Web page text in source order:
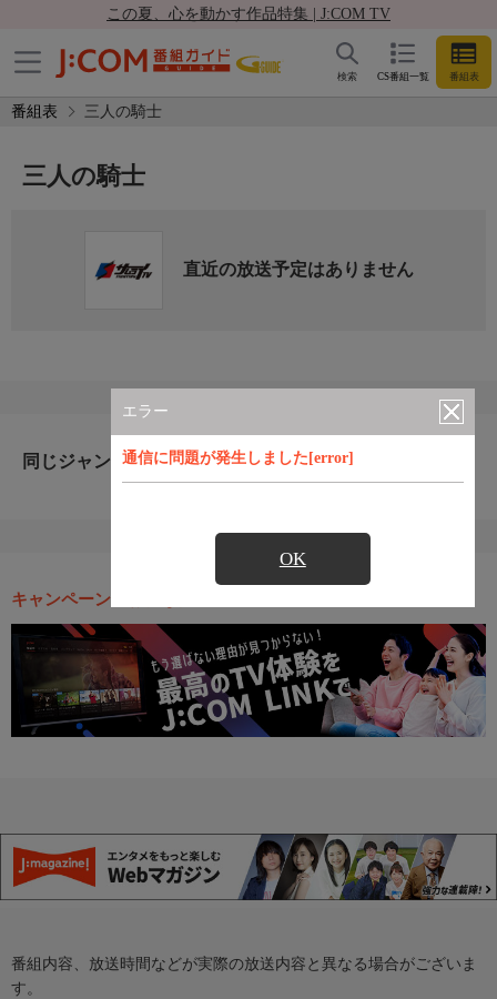
この夏、心を動かす作品特集 | J:COM TV
CS番組一覧 番組表
検索
番組表 三人の騎士
エラー
通信に問題が発生しました[error]
OK
三人の騎士
直近の放送予定はありません
同じジャンルのおすすめ番組
キャンペーン・お得な情報
番組内容、放送時間などが実際の放送内容と異なる場合がございま
す。